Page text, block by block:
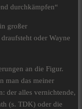
durchkämpfen“
großer
oder Wayne
an die Figur.
man das meiner
der alles vernichtende,
(s. TDK) oder die